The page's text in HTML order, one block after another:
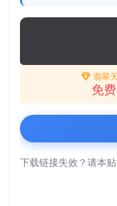
翡翠
免费
下载链接失效？请本